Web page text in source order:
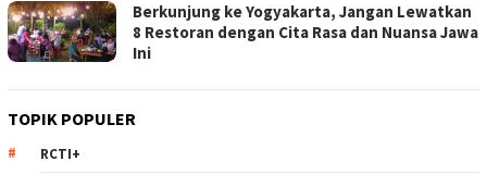
Berkunjung ke Yogyakarta, Jangan Lewatkan
8 Restoran dengan Cita Rasa dan Nuansa Jawa
Ini
TOPIK POPULER
RCTI+